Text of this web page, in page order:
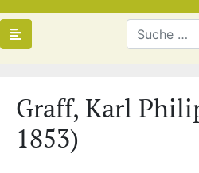
Graff, Karl
1853)